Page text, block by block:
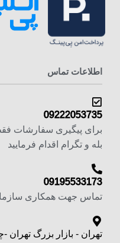
اطلاعات تماس
09222053735
برای پیگیری سفارشات
بله و تگرام اقدام فرمایید
09195533173
تماس جهت همکاری
تهران - بازار بزرگ